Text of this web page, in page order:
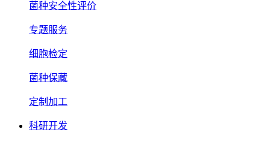
菌种安全性评价
专题服务
细胞检定
菌种保藏
定制加工
科研开发